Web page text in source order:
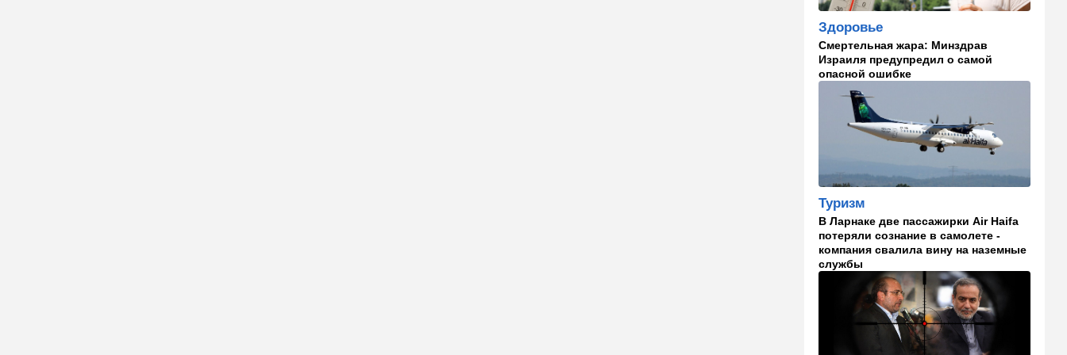
становится все страннее
14:37 В мире
Теперь и Куба заговорила о
геноциде, но Израиль в
данном случае ни при чем
14:18 Мнения
Почему этот поступок
Альцгеймер начинается не
там, где думали: ученые
нашли возможный источник
болезни
В мире
Палестинская
администрация проиграла
очередную судебную битву
Здоровье
Смертельная жара: Минздрав
Израиля предупредил о самой
опасной ошибке
Туризм
В Ларнаке две пассажирки Air Haifa
потеряли сознание в самолете -
компания свалила вину на наземные
службы